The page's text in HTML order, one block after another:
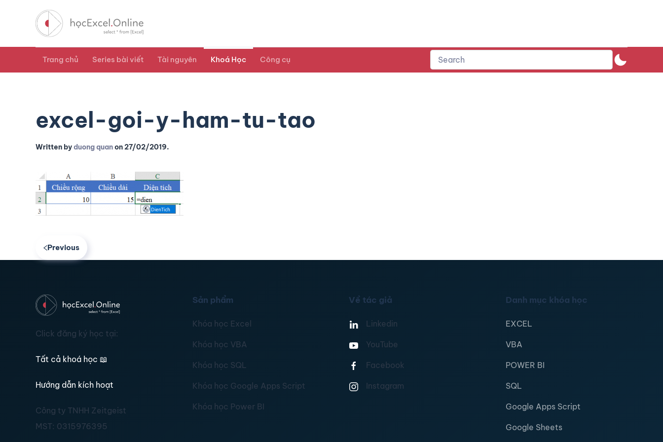
Trang chủ Series bài viết Tài nguyên Khoá Học Công cụ
excel-goi-y-ham-tu-tao
Written byduong quanon27/02/2019.
Previous
Click đăng ký học tại:
Tất cả khoá học 📖
Hướng dẫn kích hoạt
Công ty TNHH Zeitgeist
MST: 0315976395
Sản phẩm
Khóa học Excel
Khóa học VBA
Khóa học SQL
Khóa học Google Apps Script
Khóa học Power BI
Về tác giả
Linkedin
YouTube
Facebook
Instagram
Danh mục khóa học
EXCEL
VBA
POWER BI
SQL
Google Apps Script
Google Sheets